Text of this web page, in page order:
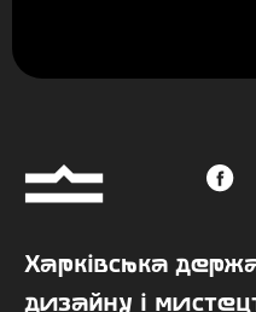
Харківська
дизайну і